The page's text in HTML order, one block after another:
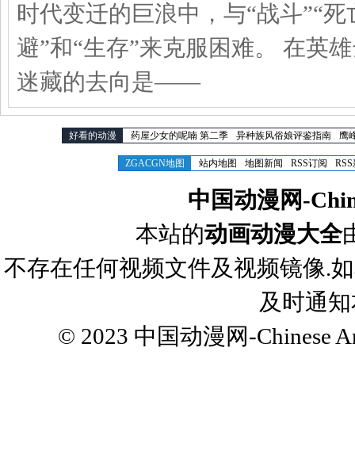
时代变迁的巨浪中，与“战斗”“
避”和“生存”来克服困难。 在英
迷藏的去向是——
好看的动漫 药屋少女的呢喃 第二季 异种族风俗娘评鉴指南 鹰
ZGACGN地图 站内地图 地图新闻 RSS订阅
中国动漫网-
本站的动画动漫大全
不存在任何视频文件及视频镜像.
及时通
© 2023 中国动漫网-Chinese